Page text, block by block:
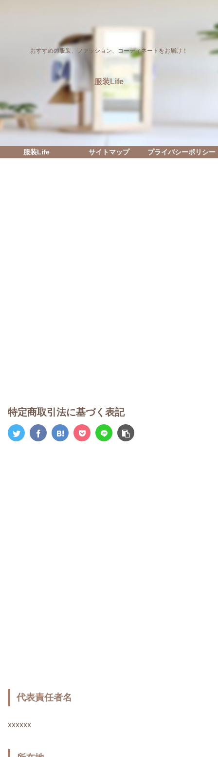
おすすめの服装、ファッション、コーディネートをお届け！
服装Life
服装Life サイトマップ プライバシーポリシー
特定商取引法に基づく表記
代表責任者名
xxxxxx